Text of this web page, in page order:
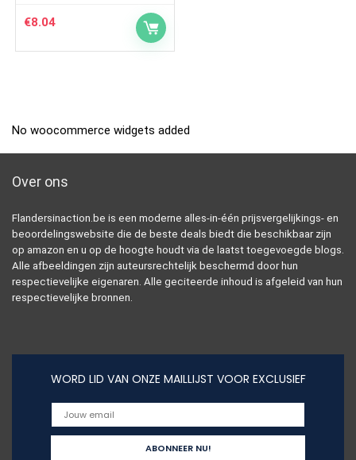
€8.04
No woocommerce widgets added
Over ons
Flandersinaction.be is een moderne alles-in-één prijsvergelijkings- en
beoordelingswebsite die de beste deals biedt die beschikbaar zijn
op amazon en u op de hoogte houdt via de laatst toegevoegde blogs.
Alle afbeeldingen zijn auteursrechtelijk beschermd door hun
respectievelijke eigenaren. Alle geciteerde inhoud is afgeleid van hun
respectievelijke bronnen.
WORD LID VAN ONZE MAILLIJST VOOR EXCLUSIEF